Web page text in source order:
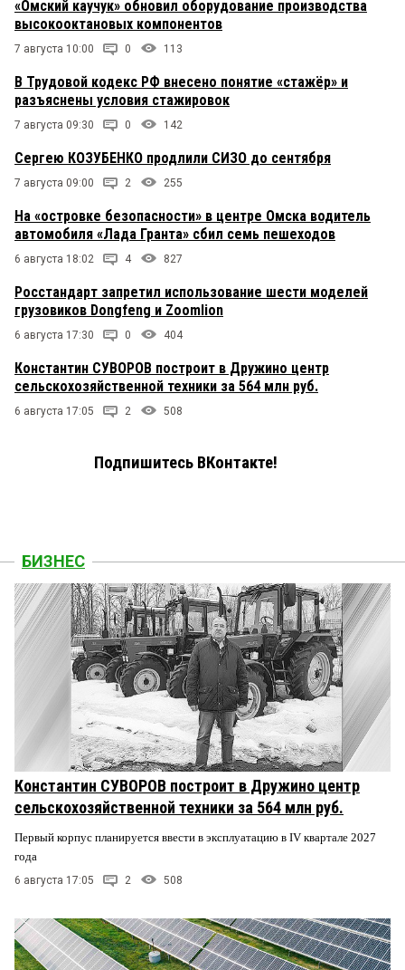
«Омский каучук» обновил оборудование производства
высокооктановых компонентов
7 августа 10:00 0 113
В Трудовой кодекс РФ внесено понятие «стажёр» и
разъяснены условия стажировок
7 августа 09:30 0 142
Сергею КОЗУБЕНКО продлили СИЗО до сентября
7 августа 09:00 2 255
На «островке безопасности» в центре Омска водитель
автомобиля «Лада Гранта» сбил семь пешеходов
6 августа 18:02 4 827
Росстандарт запретил использование шести моделей
грузовиков Dongfeng и Zoomlion
6 августа 17:30 0 404
Константин СУВОРОВ построит в Дружино центр
сельскохозяйственной техники за 564 млн руб.
6 августа 17:05 2 508
Подпишитесь ВКонтакте!
БИЗНЕС
Константин СУВОРОВ построит в Дружино центр
сельскохозяйственной техники за 564 млн руб.
Первый корпус планируется ввести в эксплуатацию в IV квартале 2027
года
6 августа 17:05 2 508